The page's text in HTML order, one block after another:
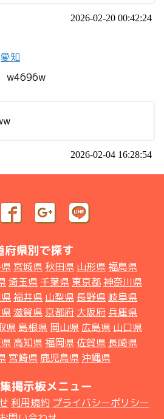
2026-02-20 00:42:24
愛知
w4696w
2026-02-04 16:28:54
府県別で探す
宮城県 秋田県 山形県福島県
埼玉県 千葉県 東京都神奈川県
福井県 山梨県 長野県 岐阜県
滋賀県 京都府 大阪府 兵庫県
県 島根県 岡山県 広島県 山口県
高知県福岡県 佐賀県 長崎県
宮崎県 鹿児島県 沖縄県
掲示板メニュー
利用規約 プライバシーポリシー